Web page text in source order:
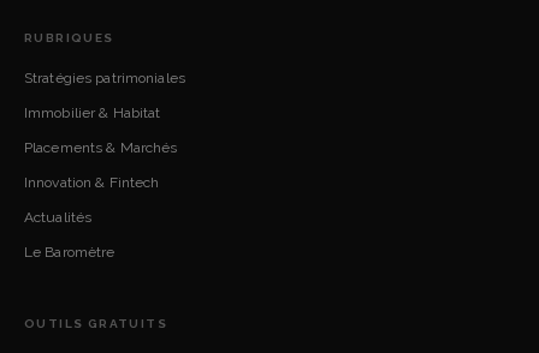
RUBRIQUES
Stratégies patrimoniales
Immobilier & Habitat
Placements & Marchés
Innovation & Fintech
Actualités
Le Baromètre
OUTILS GRATUITS